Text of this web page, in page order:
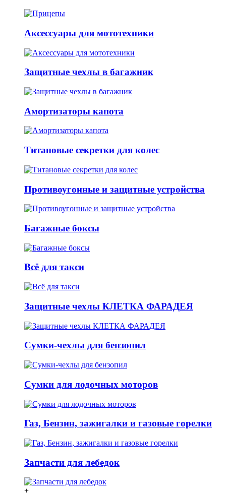
Аксессуары для мототехники
Защитные чехлы в багажник
Амортизаторы капота
Титановые секретки для колес
Противоугонные и защитные устройства
Багажные боксы
Всё для такси
Защитные чехлы КЛЕТКА ФАРАДЕЯ
Сумки-чехлы для бензопил
Сумки для лодочных моторов
Газ, Бензин, зажигалки и газовые горелки
Запчасти для лебедок
+